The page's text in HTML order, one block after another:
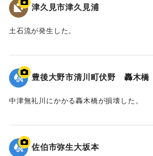
津久見市津久見浦
土石流が発生した。
｜固有コード:01204098
豊後大野市清川町伏野 轟木橋
中津無礼川にかかる轟木橋が損壊した。
｜固有コード:01204097
佐伯市弥生大坂本